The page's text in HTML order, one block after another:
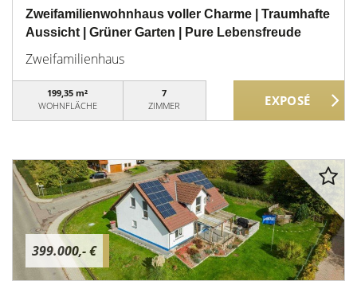
Zweifamilienwohnhaus voller Charme | Traumhafte
Aussicht | Grüner Garten | Pure Lebensfreude
Zweifamilienhaus
199,35 m²
WOHNFLÄCHE
7
ZIMMER
399.000,- €